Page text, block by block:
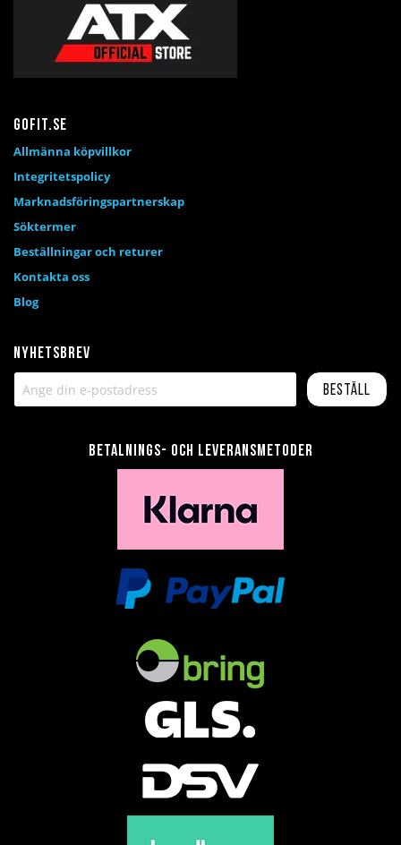
Nyhetsbrev
Beställ
Betalnings- och leveransmetoder
Gofit.se
Allmänna köpvillkor
Integritetspolicy
Marknadsföringspartnerskap
Söktermer
Beställningar och returer
Kontakta oss
Blog